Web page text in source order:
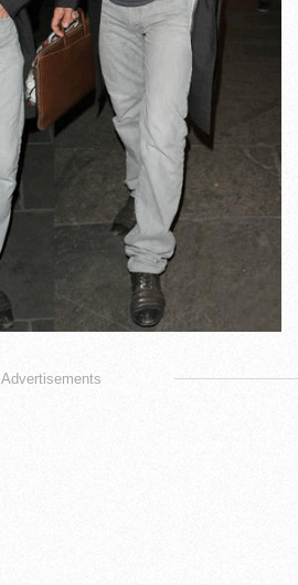
Advertisements